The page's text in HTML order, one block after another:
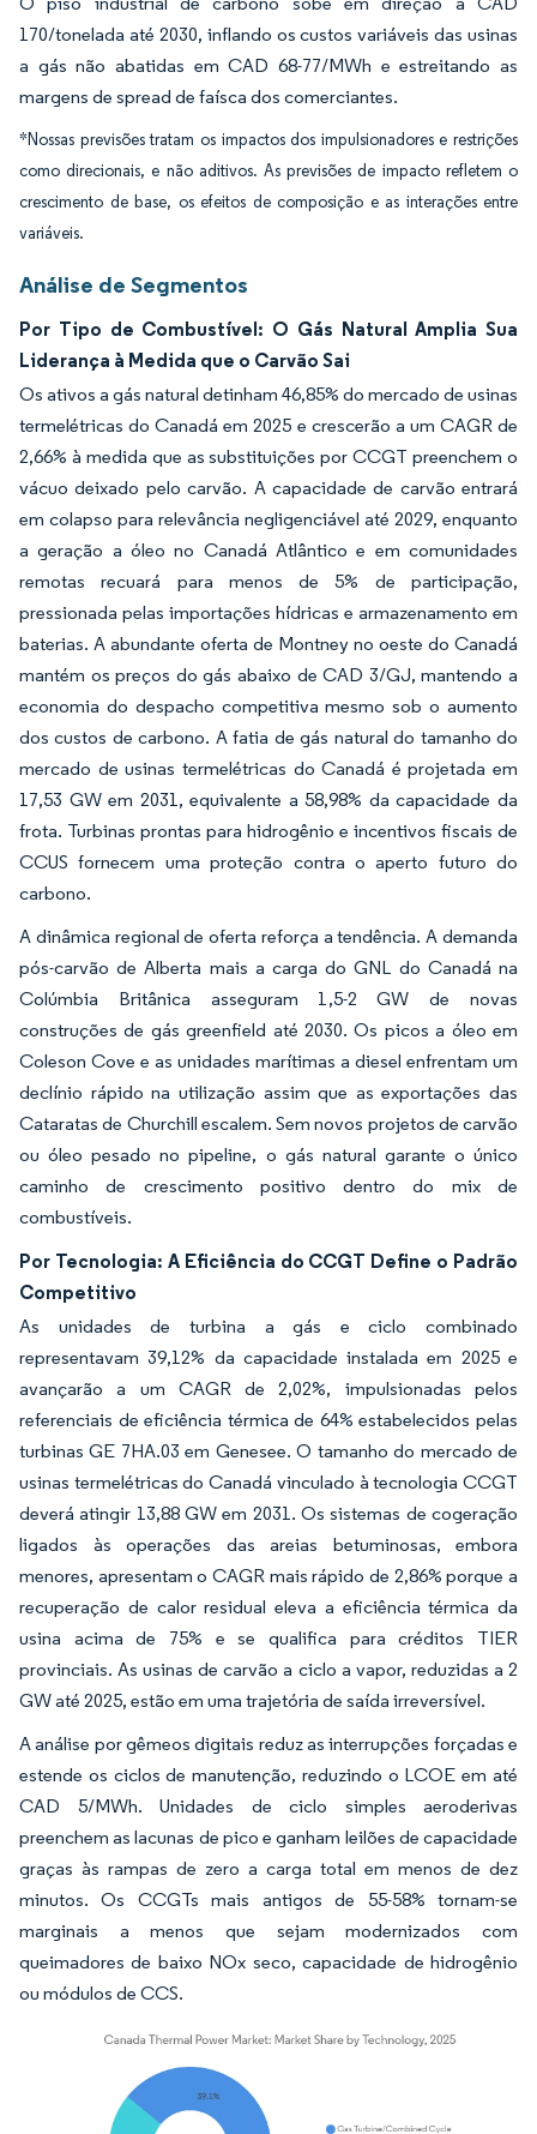
170/tonelada até 2030, inflando os custos variáveis das usinas
a gás não abatidas em CAD 68-77/MWh e estreitando as
margens de spread de faísca dos comerciantes.
*Nossas previsões tratam os impactos dos impulsionadores e restrições
como direcionais, e não aditivos. As previsões de impacto refletem o
crescimento de base, os efeitos de composição e as interações entre
variáveis.
Análise de Segmentos
Por Tipo de Combustível: O Gás Natural Amplia Sua
Liderança à Medida que o Carvão Sai
Os ativos a gás natural detinham 46,85% do mercado de usinas
termelétricas do Canadá em 2025 e crescerão a um CAGR de
2,66% à medida que as substituições por CCGT preenchem o
vácuo deixado pelo carvão. A capacidade de carvão entrará
em colapso para relevância negligenciável até 2029, enquanto
a geração a óleo no Canadá Atlântico e em comunidades
remotas recuará para menos de 5% de participação,
pressionada pelas importações hídricas e armazenamento em
baterias. A abundante oferta de Montney no oeste do Canadá
mantém os preços do gás abaixo de CAD 3/GJ, mantendo a
economia do despacho competitiva mesmo sob o aumento
dos custos de carbono. A fatia de gás natural do tamanho do
mercado de usinas termelétricas do Canadá é projetada em
17,53 GW em 2031, equivalente a 58,98% da capacidade da
frota. Turbinas prontas para hidrogênio e incentivos fiscais de
CCUS fornecem uma proteção contra o aperto futuro do
carbono.
A dinâmica regional de oferta reforça a tendência. A demanda
pós-carvão de Alberta mais a carga do GNL do Canadá na
Colúmbia Britânica asseguram 1,5-2 GW de novas
construções de gás greenfield até 2030. Os picos a óleo em
Coleson Cove e as unidades marítimas a diesel enfrentam um
declínio rápido na utilização assim que as exportações das
Cataratas de Churchill escalem. Sem novos projetos de carvão
ou óleo pesado no pipeline, o gás natural garante o único
caminho de crescimento positivo dentro do mix de
combustíveis.
Por Tecnologia: A Eficiência do CCGT Define o Padrão
Competitivo
As unidades de turbina a gás e ciclo combinado
representavam 39,12% da capacidade instalada em 2025 e
avançarão a um CAGR de 2,02%, impulsionadas pelos
referenciais de eficiência térmica de 64% estabelecidos pelas
turbinas GE 7HA.03 em Genesee. O tamanho do mercado de
usinas termelétricas do Canadá vinculado à tecnologia CCGT
deverá atingir 13,88 GW em 2031. Os sistemas de cogeração
ligados às operações das areias betuminosas, embora
menores, apresentam o CAGR mais rápido de 2,86% porque a
recuperação de calor residual eleva a eficiência térmica da
usina acima de 75% e se qualifica para créditos TIER
provinciais. As usinas de carvão a ciclo a vapor, reduzidas a 2
GW até 2025, estão em uma trajetória de saída irreversível.
A análise por gêmeos digitais reduz as interrupções forçadas e
estende os ciclos de manutenção, reduzindo o LCOE em até
CAD 5/MWh. Unidades de ciclo simples aeroderivas
preenchem as lacunas de pico e ganham leilões de capacidade
graças às rampas de zero a carga total em menos de dez
minutos. Os CCGTs mais antigos de 55-58% tornam-se
marginais a menos que sejam modernizados com
queimadores de baixo NOx seco, capacidade de hidrogênio
ou módulos de CCS.